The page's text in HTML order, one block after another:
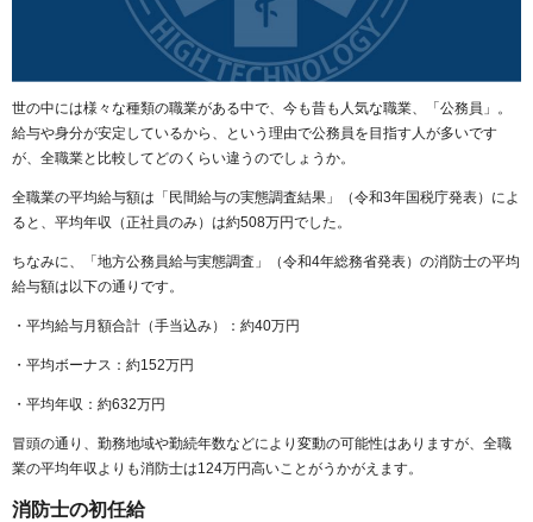
世の中には様々な種類の職業がある中で、今も昔も人気な職業、「公務員」。
給与や身分が安定しているから、という理由で公務員を目指す人が多いです
が、全職業と比較してどのくらい違うのでしょうか。
全職業の平均給与額は「民間給与の実態調査結果」（令和3年国税庁発表）によ
ると、平均年収（正社員のみ）は約508万円でした。
ちなみに、「地方公務員給与実態調査」（令和4年総務省発表）の消防士の平均
給与額は以下の通りです。
・平均給与月額合計（手当込み）：約40万円
・平均ボーナス：約152万円
・平均年収：約632万円
冒頭の通り、勤務地域や勤続年数などにより変動の可能性はありますが、全職
業の平均年収よりも消防士は124万円高いことがうかがえます。
消防士の初任給